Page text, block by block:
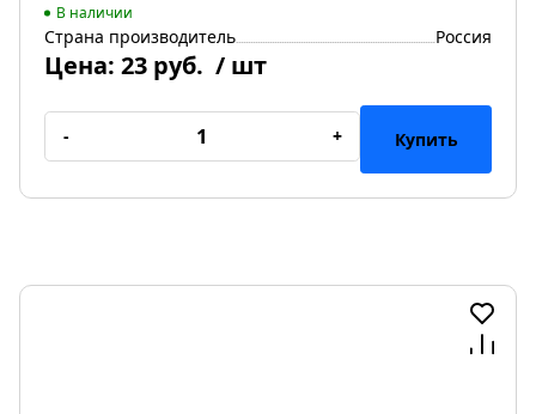
В наличии
Страна производитель Россия
Цена: 23 руб. / шт
- + Купить